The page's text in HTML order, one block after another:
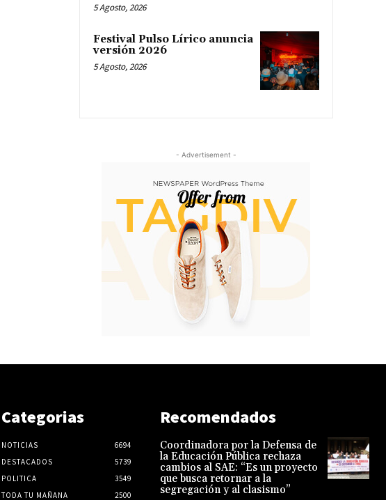
5 Agosto, 2026
Festival Pulso Lírico anuncia
versión 2026
5 Agosto, 2026
- Advertisement -
Categorias
NOTICIAS
6694
DESTACADOS
5739
POLITICA
3549
TODA TU MAÑANA
2500
Recomendados
Coordinadora por la Defensa de
la Educación Pública rechaza
cambios al SAE: “Es un proyecto
que busca retornar a la
segregación y al clasismo”